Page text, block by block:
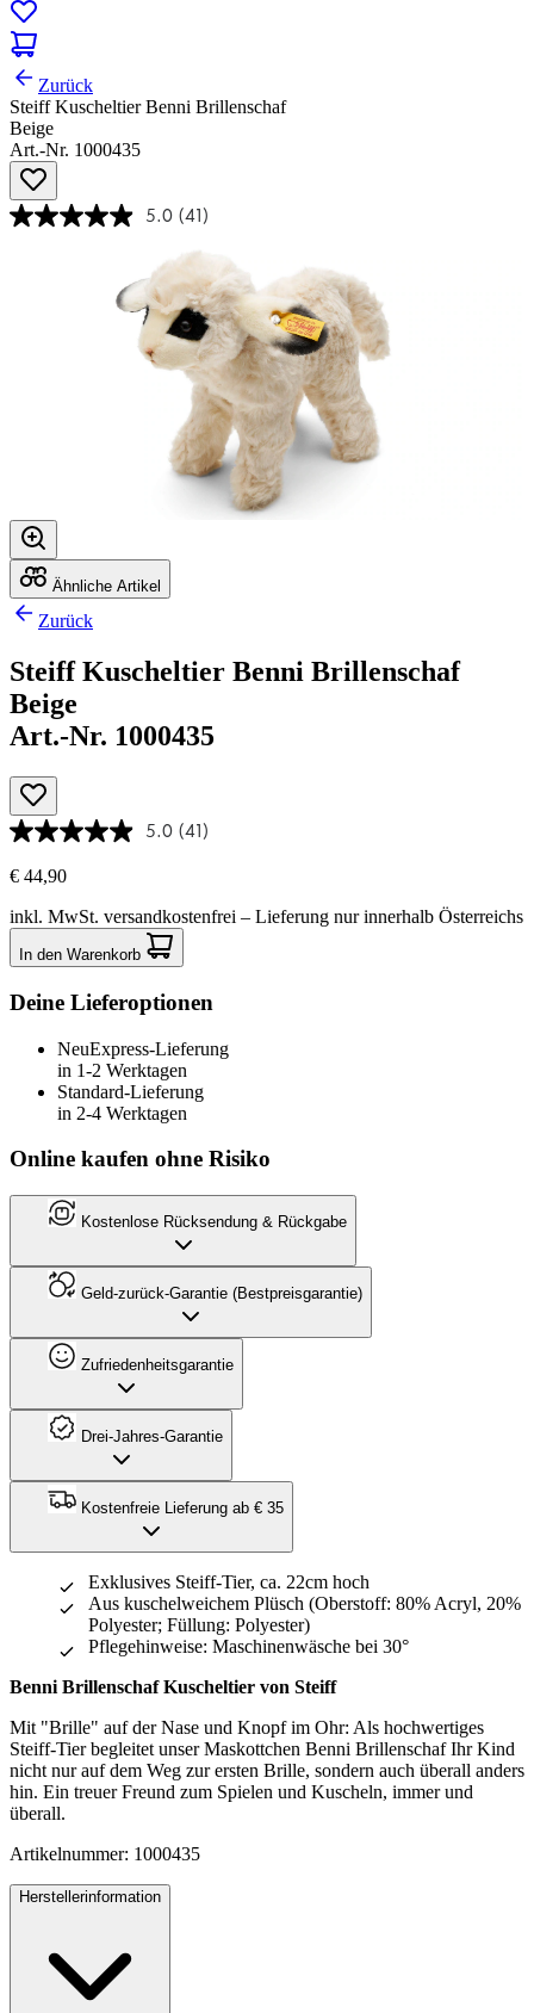
Zurück
Steiff Kuscheltier Benni Brillenschaf
Beige
Art.-Nr. 1000435
5.0 (41)
Ähnliche Artikel
Zurück
Steiff Kuscheltier Benni Brillenschaf
Beige
Art.-Nr. 1000435
5.0 (41)
€ 44,90
inkl. MwSt. versandkostenfrei – Lieferung nur innerhalb Österreichs
In den Warenkorb
Deine Lieferoptionen
NeuExpress-Lieferung
in 1-2 Werktagen
Standard-Lieferung
in 2-4 Werktagen
Online kaufen ohne Risiko
Kostenlose Rücksendung & Rückgabe
Geld-zurück-Garantie (Bestpreisgarantie)
Zufriedenheitsgarantie
Drei-Jahres-Garantie
Kostenfreie Lieferung ab € 35
Exklusives Steiff-Tier, ca. 22cm hoch
Aus kuschelweichem Plüsch (Oberstoff: 80% Acryl, 20%
Polyester; Füllung: Polyester)
Pflegehinweise: Maschinenwäsche bei 30°
Benni Brillenschaf Kuscheltier von Steiff
Mit "Brille" auf der Nase und Knopf im Ohr: Als hochwertiges
Steiff-Tier begleitet unser Maskottchen Benni Brillenschaf Ihr Kind
nicht nur auf dem Weg zur ersten Brille, sondern auch überall anders
hin. Ein treuer Freund zum Spielen und Kuscheln, immer und
überall.
Artikelnummer: 1000435
Herstellerinformation